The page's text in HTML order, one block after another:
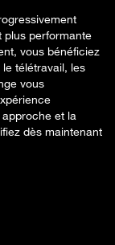
plus performante
vous bénéficiez
télétravail, les
vous
et la
dès maintenant